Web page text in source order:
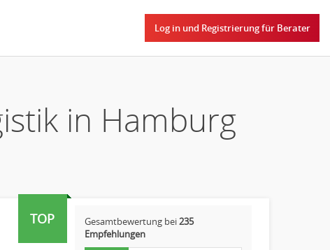
Log in und Registrierung für Berater
in Hamburg
TOP Gesamtbewertung bei235
Empfehlungen